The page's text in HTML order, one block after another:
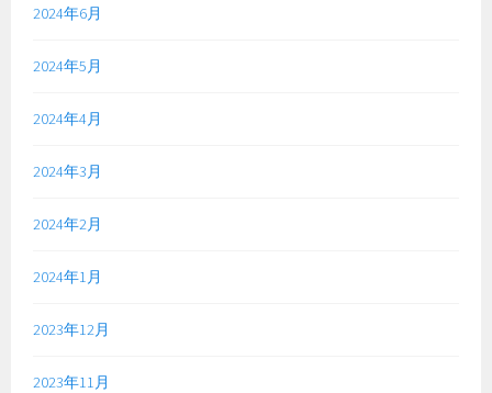
2024年6月
2024年5月
2024年4月
2024年3月
2024年2月
2024年1月
2023年12月
2023年11月